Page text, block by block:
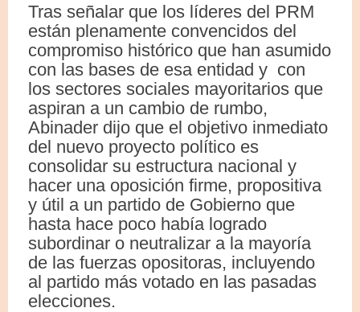
Tras señalar que los líderes del PRM
están plenamente convencidos del
compromiso histórico que han asumido
con las bases de esa entidad y con
los sectores sociales mayoritarios que
aspiran a un cambio de rumbo,
Abinader dijo que el objetivo inmediato
del nuevo proyecto político es
consolidar su estructura nacional y
hacer una oposición firme, propositiva
y útil a un partido de Gobierno que
hasta hace poco había logrado
subordinar o neutralizar a la mayoría
de las fuerzas opositoras, incluyendo
al partido más votado en las pasadas
elecciones.